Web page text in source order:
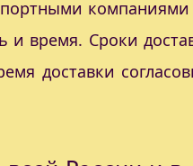
время. Сроки
доставки